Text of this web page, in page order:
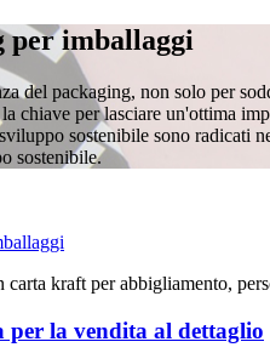
per imballaggi
del packaging, non solo per
chiave per lasciare un'ottima
sostenibile sono radicati
sostenibile.
per la vendita al dettaglio